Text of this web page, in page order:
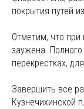
покрытия путей
Отметим, что при
заужена.
перекрестках,
Завершить все
Кузнечихинской